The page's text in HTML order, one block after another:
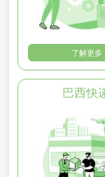
了解更多
巴西快